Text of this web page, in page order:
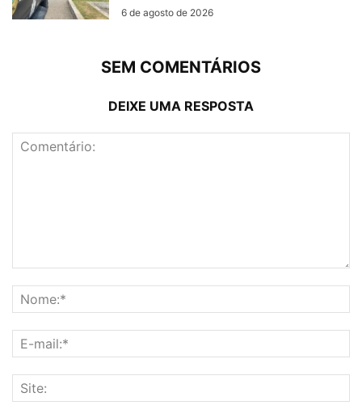
6 de agosto de 2026
SEM COMENTÁRIOS
DEIXE UMA RESPOSTA